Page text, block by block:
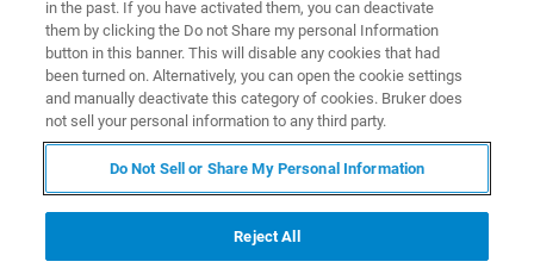
AFM測定方法 - Tapping mode、 PeakForce Tapping mode
表面粗さ測定用プローブの選択方法と種類について解説
します。(約25分)
in the past. If you have activated them, you can deactivate
them by clicking the Do not Share my personal Information
button in this banner. This will disable any cookies that had
been turned on. Alternatively, you can open the cookie settings
and manually deactivate this category of cookies. Bruker does
not sell your personal information to any third party.
Do Not Sell or Share My Personal Information
Reject All